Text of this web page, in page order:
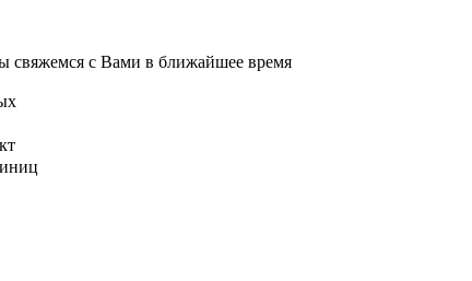
свяжемся с Вами в ближайшее время